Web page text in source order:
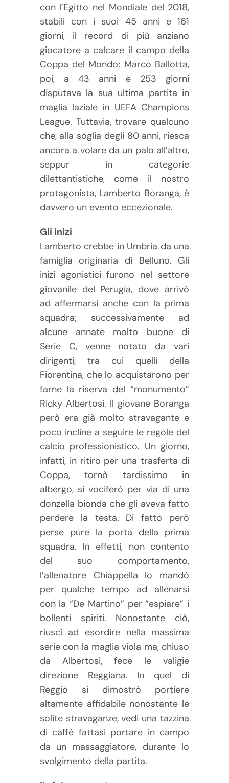
con l’Egitto nel Mondiale del 2018,
stabilì con i suoi 45 anni e 161
giorni, il record di più anziano
giocatore a calcare il campo della
Coppa del Mondo; Marco Ballotta,
poi, a 43 anni e 253 giorni
disputava la sua ultima partita in
maglia laziale in UEFA Champions
League. Tuttavia, trovare qualcuno
che, alla soglia degli 80 anni, riesca
ancora a volare da un palo all’altro,
seppur in categorie
dilettantistiche, come il nostro
protagonista, Lamberto Boranga, è
davvero un evento eccezionale.
Gli inizi
Lamberto crebbe in Umbria da una
famiglia originaria di Belluno. Gli
inizi agonistici furono nel settore
giovanile del Perugia, dove arrivò
ad affermarsi anche con la prima
squadra; successivamente ad
alcune annate molto buone di
Serie C, venne notato da vari
dirigenti, tra cui quelli della
Fiorentina, che lo acquistarono per
farne la riserva del “monumento”
Ricky Albertosi. Il giovane Boranga
però era già molto stravagante e
poco incline a seguire le regole del
calcio professionistico. Un giorno,
infatti, in ritiro per una trasferta di
Coppa, tornò tardissimo in
albergo, si vociferò per via di una
donzella bionda che gli aveva fatto
perdere la testa. Di fatto però
perse pure la porta della prima
squadra. In effetti, non contento
del suo comportamento,
l’allenatore Chiappella lo mandò
per qualche tempo ad allenarsi
con la “De Martino” per “espiare” i
bollenti spiriti. Nonostante ciò,
riuscì ad esordire nella massima
serie con la maglia viola ma, chiuso
da Albertosi, fece le valigie
direzione Reggiana. In quel di
Reggio si dimostrò portiere
altamente affidabile nonostante le
solite stravaganze, vedi una tazzina
di caffè fattasi portare in campo
da un massaggiatore, durante lo
svolgimento della partita.